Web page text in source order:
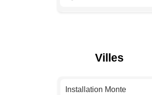
Installation Monte
Villes
Installation Monte